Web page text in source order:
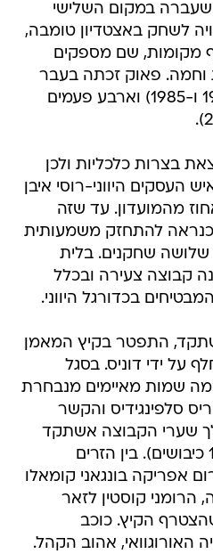
שעברה במקום השלישי
לשחק באצטדיון טומבה,
למעלה מ-28 אלף מקומות, שם מספקים
וחמה. פאוק זכתה בעבר
פעמיים באליפות יוון (1976 ו-1985) וארבע פעמים
בצרות כלכליות ולכן
העסקים היווני-רוסי איבן
על רכישת 30 אחוז מהמועדון. עד שזה
להתחזק משמעותית
שלושה שחקנים. בלית
דוניס בן ה-42 בונה קבוצה צעירה ובכלל
בכדורגל היווני.
התפטר בקיץ המאמן
על ידי דוניס. בסגל
שמות מאיימים מנבחרת
סלפינגידיס והקשר
שערי הקבוצה אשתקד
סטפנוס אתאנסיאדיס (12 כיבושים). בין הזרים
אפריקה בונגאני קומאלו
הרומני קוסטין לזאר
הקיץ. כוכב
האורוגוואי, אהוב הקהל.